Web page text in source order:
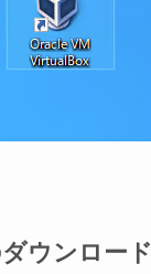
ウンロード